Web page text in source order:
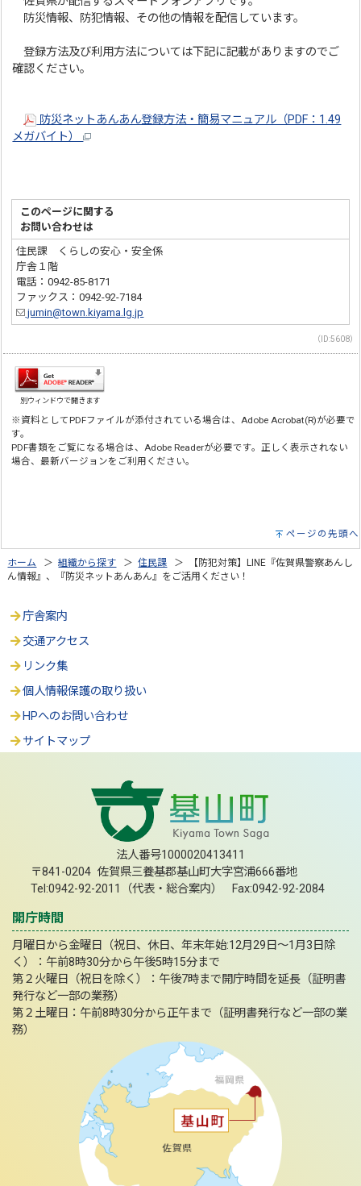
防災情報、防犯情報、その他の情報を配信しています。
登録方法及び利用方法については下記に記載がありますのでご
確認ください。
防災ネットあんあん登録方法・簡易マニュアル（PDF：1.49
メガバイト）
このページに関する
お問い合わせは
住民課 くらしの安心・安全係
庁舎１階
電話：0942-85-8171
ファックス：0942-92-7184
jumin@town.kiyama.lg.jp
（ID:5608）
別ウィンドウで開きます
※資料としてPDFファイルが添付されている場合は、Adobe Acrobat(R)が必要で
す。
PDF書類をご覧になる場合は、Adobe Readerが必要です。正しく表示されない
場合、最新バージョンをご利用ください。
ページの先頭へ
ホーム ＞組織から探す ＞住民課 ＞ 【防犯対策】LINE『佐賀県警察あんし
ん情報』、『防災ネットあんあん』をご活用ください！
庁舎案内
交通アクセス
リンク集
個人情報保護の取り扱い
HPへのお問い合わせ
サイトマップ
法人番号1000020413411
〒841-0204 佐賀県三養基郡基山町大字宮浦666番地
Tel:0942-92-2011（代表・総合案内） Fax:0942-92-2084
開庁時間
月曜日から金曜日（祝日、休日、年末年始:12月29日～1月3日除
く）：午前8時30分から午後5時15分まで
第２火曜日（祝日を除く）：午後7時まで開庁時間を延長（証明書
発行など一部の業務）
第２土曜日：午前8時30分から正午まで（証明書発行など一部の業
務）